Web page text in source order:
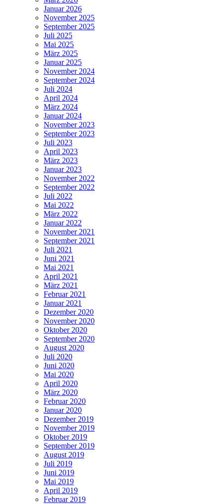
Januar 2026
November 2025
September 2025
Juli 2025
Mai 2025
März 2025
Januar 2025
November 2024
September 2024
Juli 2024
April 2024
März 2024
Januar 2024
November 2023
September 2023
Juli 2023
April 2023
März 2023
Januar 2023
November 2022
September 2022
Juli 2022
Mai 2022
März 2022
Januar 2022
November 2021
September 2021
Juli 2021
Juni 2021
Mai 2021
April 2021
März 2021
Februar 2021
Januar 2021
Dezember 2020
November 2020
Oktober 2020
September 2020
August 2020
Juli 2020
Juni 2020
Mai 2020
April 2020
März 2020
Februar 2020
Januar 2020
Dezember 2019
November 2019
Oktober 2019
September 2019
August 2019
Juli 2019
Juni 2019
Mai 2019
April 2019
Februar 2019